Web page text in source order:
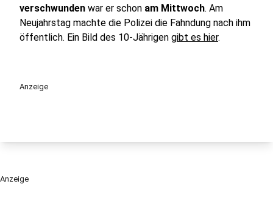
verschwunden war er schon am Mittwoch. Am
Neujahrstag machte die Polizei die Fahndung nach ihm
öffentlich. Ein Bild des 10-Jährigen gibt es hier.
Anzeige
Anzeige